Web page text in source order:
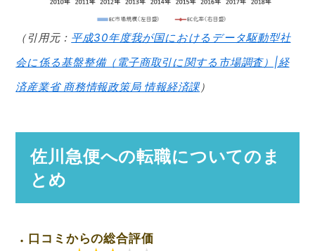
（引用元： 平成30年度我が国におけるデータ駆動型社
会に係る基盤整備（電子商取引に関する市場調査）|経
済産業省 商務情報政策局 情報経済課）
佐川急便への転職についてのま
とめ
口コミからの総合評価